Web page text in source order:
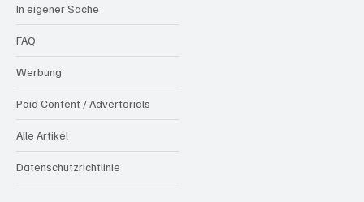
In eigener Sache
FAQ
Werbung
Paid Content / Advertorials
Alle Artikel
Datenschutzrichtlinie